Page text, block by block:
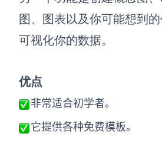
图、图表以及你可能想到
可视化你的数据。
优点
非常适合初学者。
它提供各种免费模板。